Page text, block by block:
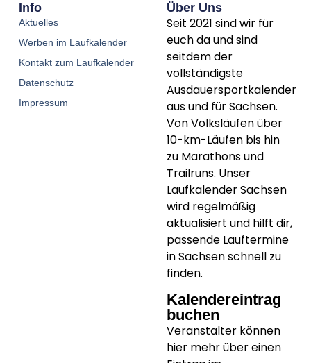
Info
Aktuelles
Werben im Laufkalender
Kontakt zum Laufkalender
Datenschutz
Impressum
Über Uns
Kalendereintrag
buchen
Seit 2021 sind wir für
euch da und sind
seitdem der
vollständigste
Ausdauersportkalender
aus und für Sachsen.
Von Volksläufen über
10-km-Läufenbis hin
zu Marathons und
Trailruns. Unser
Laufkalender Sachsen
wird regelmäßig
aktualisiert und hilft dir,
passende Lauftermine
in Sachsenschnell zu
finden.
Veranstalter können
hier mehr über einen